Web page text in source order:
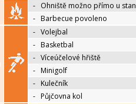
- Ohniště možno přímo u
- Barbecue povoleno
- Volejbal
- Basketbal
- Víceúčelové hřiště
- Minigolf
- Kulečník
- Půjčovna kol